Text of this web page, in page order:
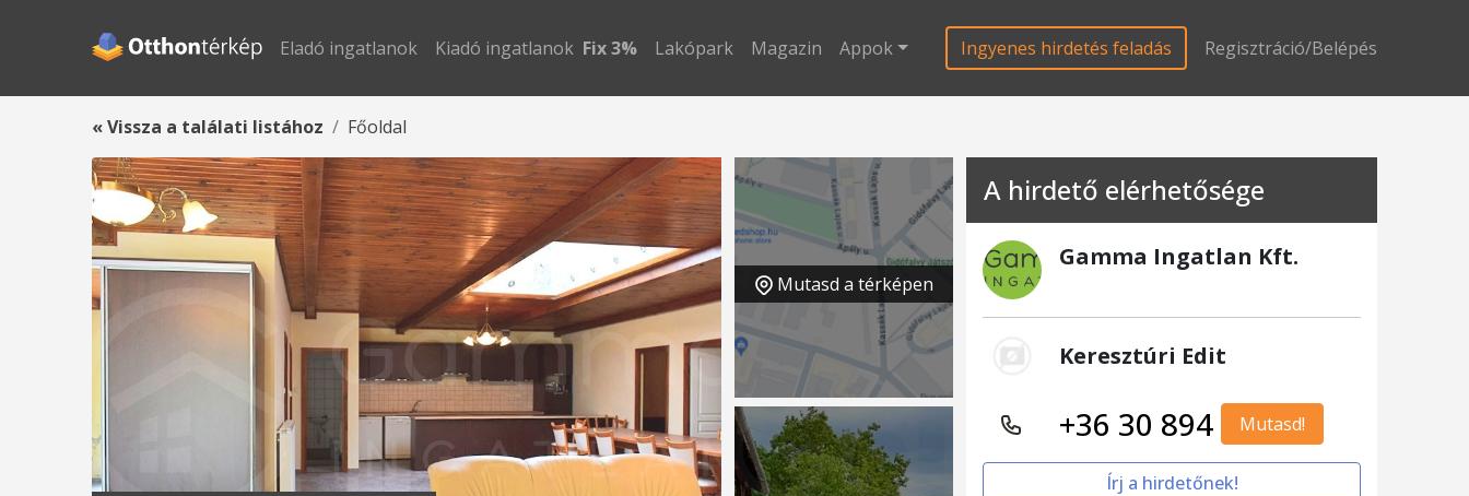
Eladó ingatlanok Kiadó ingatlanok Fix 3% Lakópark Magazin Appok Ingyenes hirdetés feladás Regisztráció/Belépés
« Vissza a találati listához Főoldal
Mutasd a térképen
A hirdető elérhetősége
Gamma Ingatlan Kft.
Keresztúri Edit
+36 30 894 Mutasd!
Írj a hirdetőnek!